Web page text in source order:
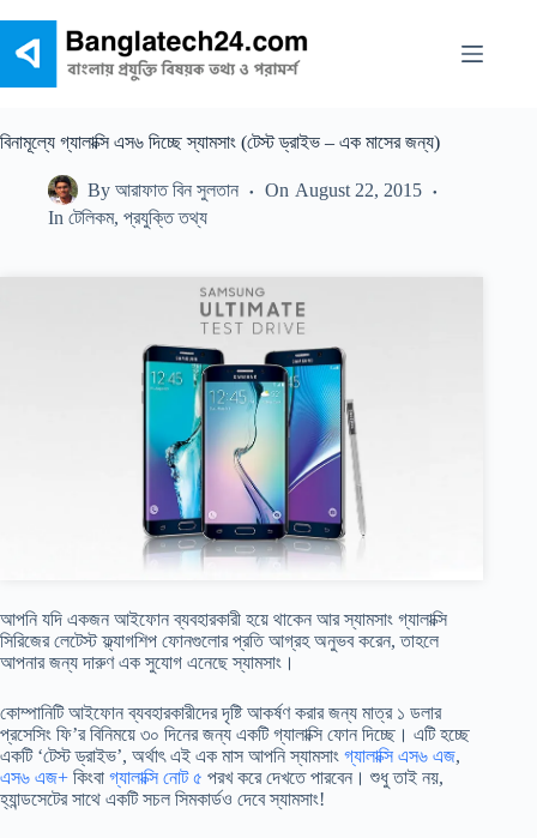
content
বিনামূল্যে গ্যালাক্সি এস৬ দিচ্ছে স্যামসাং (টেস্ট ড্রাইভ – এক মাসের জন্য)
By আরাফাত বিন সুলতান On August 22, 2015
In টেলিকম,প্রযুক্তি তথ্য
আপনি যদি একজন আইফোন ব্যবহারকারী হয়ে থাকেন আর স্যামসাং গ্যালাক্সি
সিরিজের লেটেস্ট ফ্ল্যাগশিপ ফোনগুলোর প্রতি আগ্রহ অনুভব করেন, তাহলে
আপনার জন্য দারুণ এক সুযোগ এনেছে স্যামসাং।
কোম্পানিটি আইফোন ব্যবহারকারীদের দৃষ্টি আকর্ষণ করার জন্য মাত্র ১ ডলার
প্রসেসিং ফি’র বিনিময়ে ৩০ দিনের জন্য একটি গ্যালাক্সি ফোন দিচ্ছে। এটি হচ্ছে
একটি ‘টেস্ট ড্রাইভ’, অর্থাৎ এই এক মাস আপনি স্যামসাং গ্যালাক্সি এস৬ এজ,
এস৬ এজ+ কিংবা গ্যালাক্সি নোট ৫ পরখ করে দেখতে পারবেন। শুধু তাই নয়,
হ্যান্ডসেটের সাথে একটি সচল সিমকার্ডও দেবে স্যামসাং!